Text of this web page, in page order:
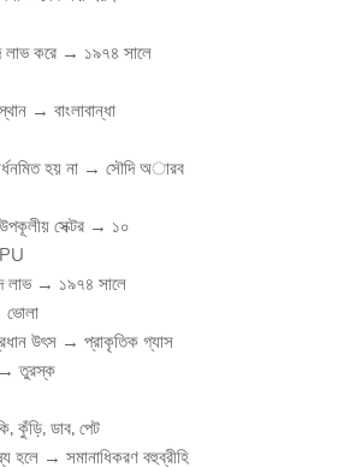
লাভ করে → ১৯৭৪ সালে
→ বাংলাবান্ধা
হয় না → সৌদি অারব
সেক্টর → ১০
লাভ → ১৯৭৪ সালে
ভোলা
উৎস → প্রাকৃতিক গ্যাস
→ তুরস্ক
কুঁড়ি, ডাব, পেট
হলে → সমানাধিকরণ বহুব্রীহি